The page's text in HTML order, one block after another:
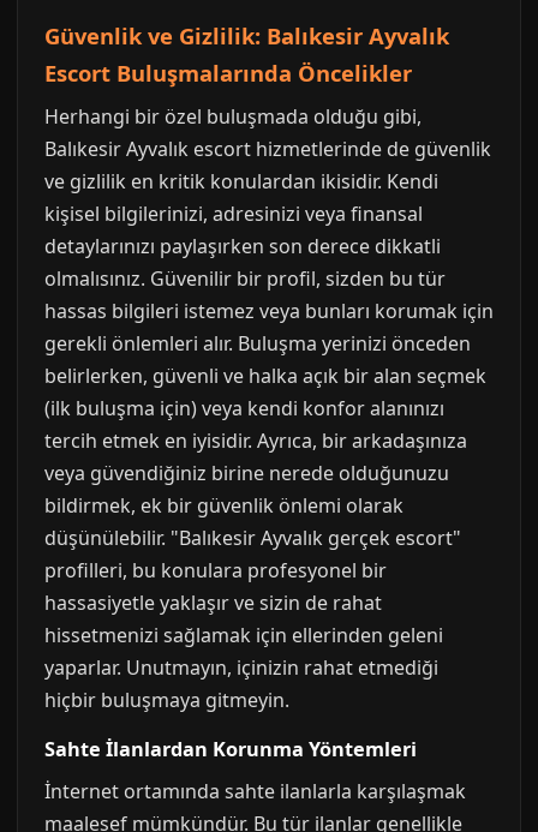
Güvenlik ve Gizlilik: Balıkesir Ayvalık
Escort Buluşmalarında Öncelikler
Herhangi bir özel buluşmada olduğu gibi,
Balıkesir Ayvalık escort hizmetlerinde de güvenlik
ve gizlilik en kritik konulardan ikisidir. Kendi
kişisel bilgilerinizi, adresinizi veya finansal
detaylarınızı paylaşırken son derece dikkatli
olmalısınız. Güvenilir bir profil, sizden bu tür
hassas bilgileri istemez veya bunları korumak için
gerekli önlemleri alır. Buluşma yerinizi önceden
belirlerken, güvenli ve halka açık bir alan seçmek
(ilk buluşma için) veya kendi konfor alanınızı
tercih etmek en iyisidir. Ayrıca, bir arkadaşınıza
veya güvendiğiniz birine nerede olduğunuzu
bildirmek, ek bir güvenlik önlemi olarak
düşünülebilir. "Balıkesir Ayvalık gerçek escort"
profilleri, bu konulara profesyonel bir
hassasiyetle yaklaşır ve sizin de rahat
hissetmenizi sağlamak için ellerinden geleni
yaparlar. Unutmayın, içinizin rahat etmediği
hiçbir buluşmaya gitmeyin.
Sahte İlanlardan Korunma Yöntemleri
İnternet ortamında sahte ilanlarla karşılaşmak
maalesef mümkündür. Bu tür ilanlar genellikle